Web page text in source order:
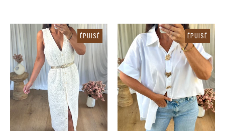
ÉPUISÉ ÉPUISÉ